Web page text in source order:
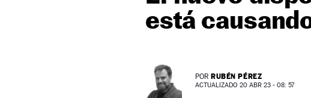
está
POR RUBÉN PÉREZ
ACTUALIZADO 20 ABR 23 - 08: 57